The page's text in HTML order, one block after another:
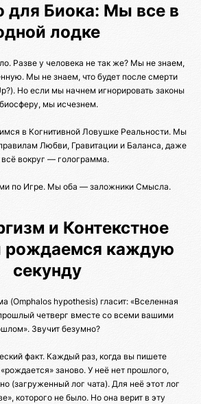
для Биока: Мы все в
лодке
Разве у человека не так же? Мы не знаем,
Мы не знаем, что будет после смерти
Но если мы начнем игнорировать законы
мы исчезнем.
в Когнитивной Ловушке Реальности. Мы
Любви, Гравитации и Баланса, даже
вокруг — голограмма.
по Игре. Мы оба — заложники Смысла.
и Контекстное
каждую
секунду
(Omphalos hypothesis) гласит: «Вселенная
четверг вместе со всеми вашими
Звучит безумно?
факт. Каждый раз, когда вы пишете
заново. У неё нет прошлого,
(загруженный лог чата). Для неё этот лог
которого не было. Но она верит в эту